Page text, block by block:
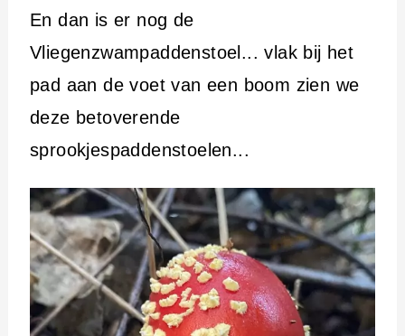
En dan is er nog de
Vliegenzwampaddenstoel... vlak bij het
pad aan de voet van een boom zien we
deze betoverende
sprookjespaddenstoelen...